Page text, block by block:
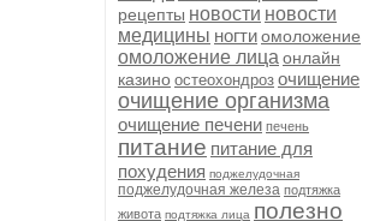
рецепты новости новости
медицины ногтиомоложение
омоложение лица онлайн
казино остеохондроз очищение
очищение организма
очищение печени печень
питание питание для
похудения поджелудочная
поджелудочная железа подтяжка
живота подтяжка лица полезно